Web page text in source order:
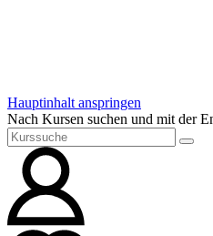
Hauptinhalt anspringen
Nach Kursen suchen und mit der